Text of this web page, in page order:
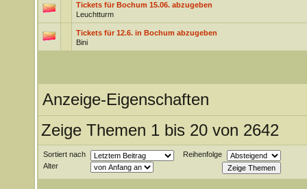
Tickets für Bochum 15.06. abzugeben
Leuchtturm
Tickets für 12.6. in Bochum abzugeben
Bini
Anzeige-Eigenschaften
Zeige Themen 1 bis 20 von 2642
Sortiert nach
Reihenfolge
Alter